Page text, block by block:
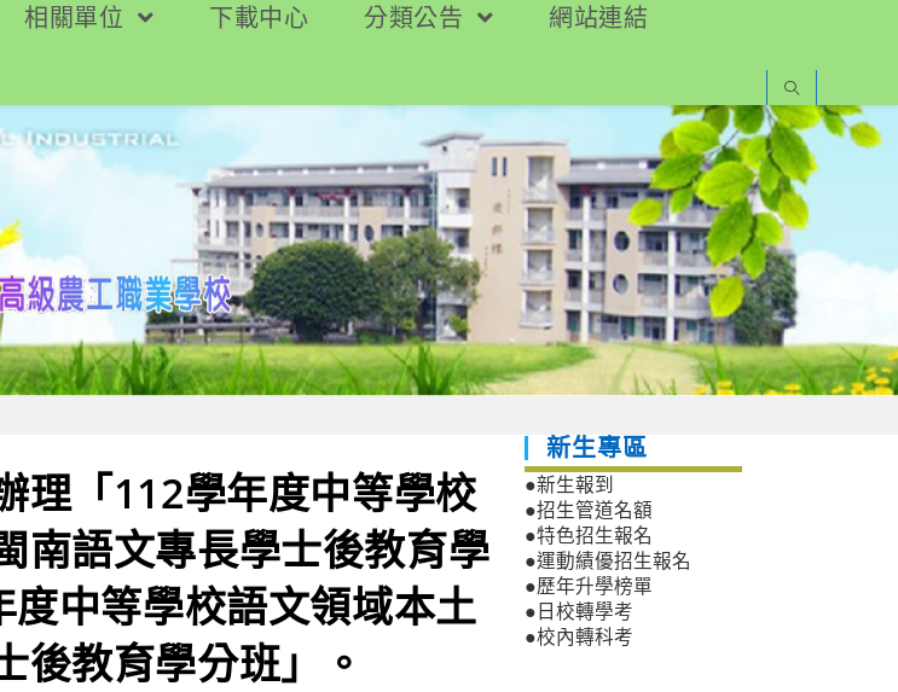
相關單位 下載中心 分類公告
網站連結
理「112學年度中等學校
南語文專長學士後教育學
中等學校語文領域本土
後教育學分班」。
新生專區
●新生報到
●招生管道名額
●特色招生報名
●運動績優招生報名
●歷年升學榜單
●日校轉學考
●校內轉科考